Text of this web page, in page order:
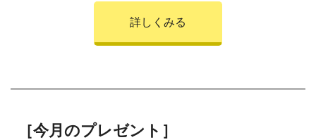
詳しくみる
［今月のプレゼント］